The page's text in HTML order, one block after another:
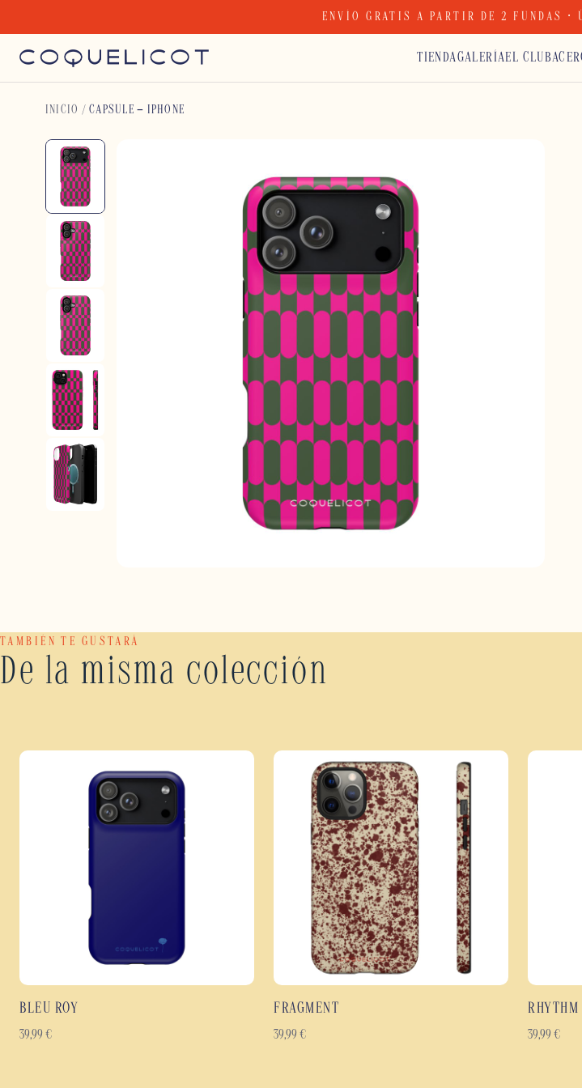
content
ENVÍO GRATIS A PARTIR DE 2 FUNDAS ·
TIENDAGALERÍAEL CLUB
INICIO /CAPSULE – IPHONE
TAMBIÉN TE GUSTARÁ
De la misma colección
BLEU ROY
39,99 €
FRAGMENT
39,99 €
RHYTHM
39,99 €